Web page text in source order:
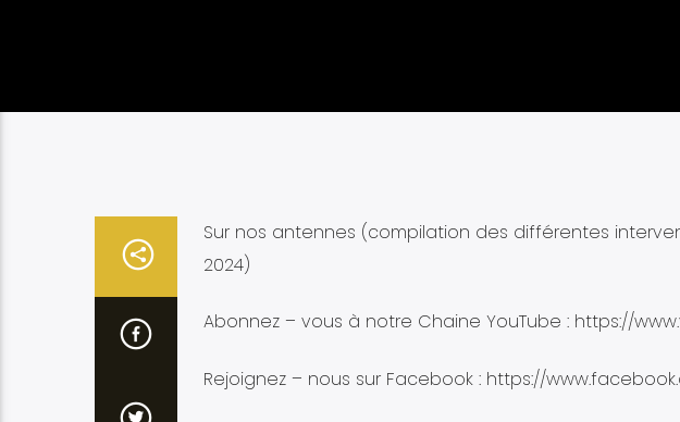
Sur nos antennes (compilation des différentes
2024)
Abonnez – vous à notre Chaine YouTube : https://
Rejoignez – nous sur Facebook : https://